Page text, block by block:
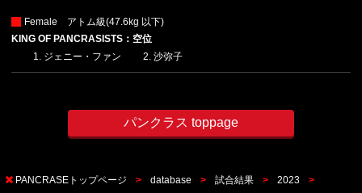
Female アトム級(47.6kg 以下)
KING OF PANCRASISTS：空位
ジェニー・ファン
沙弥子
パンクラス toppage
PANCRASEトップページ database 試合結果 2023